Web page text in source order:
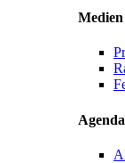
Medien
Agenda